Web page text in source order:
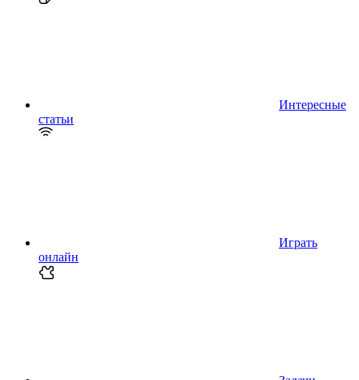
Интересные
статьи
Играть
онлайн